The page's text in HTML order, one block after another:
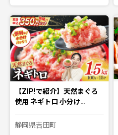
【ZIP!で紹介】天然まぐろ
使用 ネギトロ 小分け…
静岡県吉田町